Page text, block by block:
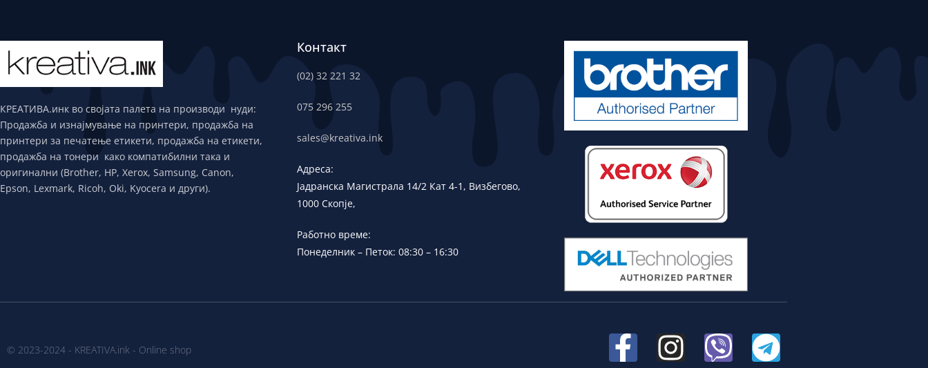
КРЕАТИВА.инк во својата палета на производи нуди:
Продажба и изнајмување на принтери, продажба на
принтери за печатење етикети, продажба на етикети,
продажба на тонери како компатибилни така и
оригинални (Brother, HP, Xerox, Samsung, Canon,
Epson, Lexmark, Ricoh, Oki, Kyocera и други).
Контакт
(02) 32 221 32
075 296 255
sales@kreativa.ink
Адреса:
Јадранска Магистрала 14/2 Кат 4-1, Визбегово,
1000 Скопје,
Работно време:
Понеделник – Петок: 08:30 – 16:30
© 2023-2024 - KREATIVA.ink - Online shop